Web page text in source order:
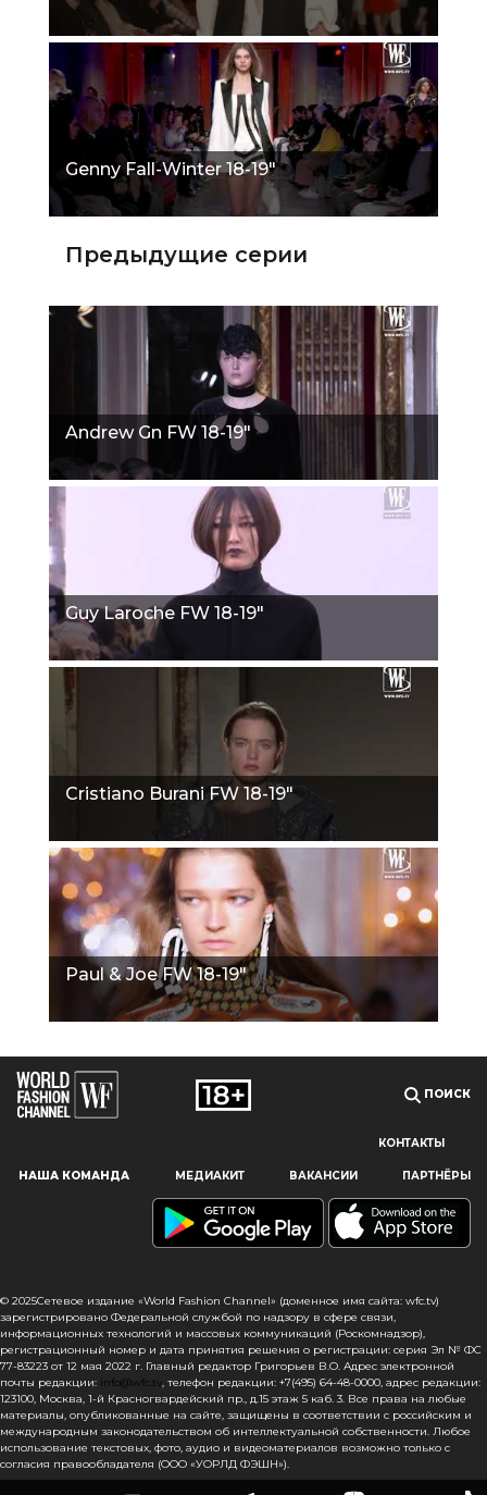
Наш сайт использует файлы cookie и похожие технологии,
пользователям, предоставляя персонализированную
информацию, запоминая предпочтения в области
сайта, вы подтверждаете свое согласие на использование
файлов cookie в соответствии с настоящим уведомлением
в отношении данного типа файлов. Если вы не согласны
с тем, чтобы мы использовали данный тип файлов,
то вы должны соответствующим образом установить
настройки вашего браузера или не использовать сайт wfc.tv
Genny Fall-Winter 18-19"
Предыдущие серии
Andrew Gn FW 18-19"
Guy Laroche FW 18-19"
Cristiano Burani FW 18-19"
Paul & Joe FW 18-19"
ПОИСК
КОНТАКТЫ
НАША КОМАНДА МЕДИАКИТ ВАКАНСИИ ПАРТНЁРЫ
© 2025Сетевое издание «World Fashion Channel» (доменное имя сайта: wfc.tv)
зарегистрировано Федеральной службой по надзору в сфере связи,
информационных технологий и массовых коммуникаций (Роскомнадзор),
регистрационный номер и дата принятия решения о регистрации: серия Эл № ФС
77-83223 от 12 мая 2022 г. Главный редактор Григорьев В.О. Адрес электронной
почты редакции: info@wfc.tv, телефон редакции: +7(495) 64-48-0000, адрес редакции:
123100, Москва, 1-й Красногвардейский пр., д.15 этаж 5 каб. 3. Все права на любые
материалы, опубликованные на сайте, защищены в соответствии с российским и
международным законодательством об интеллектуальной собственности. Любое
использование текстовых, фото, аудио и видеоматериалов возможно только с
согласия правообладателя (ООО «УОРЛД ФЭШН»).